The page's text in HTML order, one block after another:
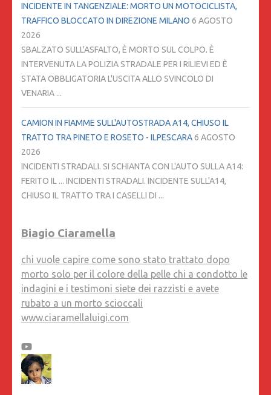
INCIDENTE IN TANGENZIALE: MORTO UN MOTOCICLISTA,
TRAFFICO BLOCCATO IN DIREZIONE MILANO 6 AGOSTO
2026
SBALZATO SULL'ASFALTO, È MORTO SUL COLPO. È
INTERVENUTA LA POLIZIA STRADALE PER I RILIEVI ED È
STATA OBBLIGATORIA L'USCITA ALLO SVINCOLO DI
VENARIA ...
CAMION IN FIAMME SULL'AUTOSTRADA A14, CHIUSO IL
TRATTO TRA PINETO E ROSETO - ILPESCARA6 AGOSTO
2026
INCIDENTI STRADALI. SI SCHIANTA CON L'AUTO SULLA A14:
FERITO IL ... INCIDENTI STRADALI. INCIDENTE SULL'A14,
CHIUSO IL TRATTO TRA I CASELLI DI ...
Biagio Ciaramella
chi vuole capire come sono stato trattato dopo
morto solo per il colore della pelle chi a condotto le
indagini e i testimoni siete dei razzisti e avete
rubato a un morto scioccali
www.ciaramellaluigi.com